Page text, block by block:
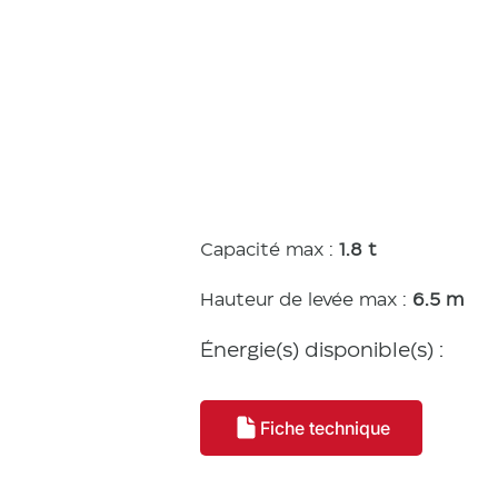
Capacité max : 1.8 t
Hauteur de levée max : 6.5 m
Énergie(s) disponible(s) :
Fiche technique